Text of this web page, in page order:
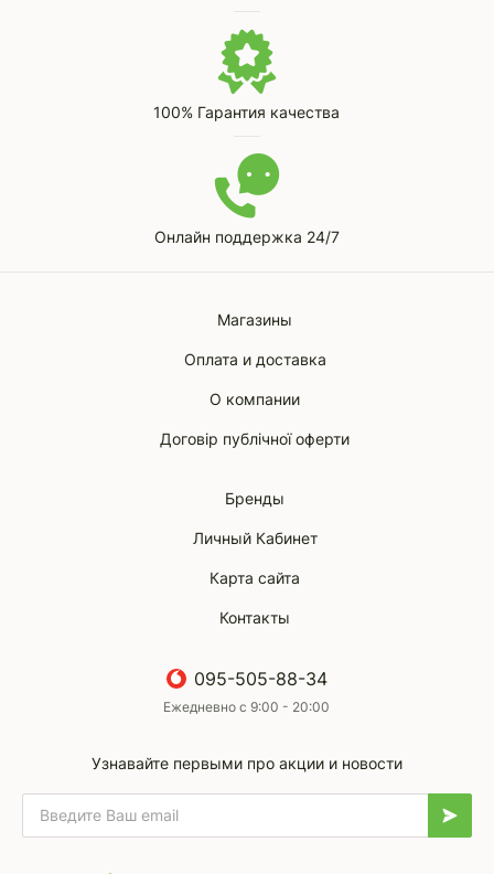
100% Гарантия качества
Онлайн поддержка 24/7
Магазины
Оплата и доставка
О компании
Договір публічної оферти
Бренды
Личный Кабинет
Карта сайта
Контакты
095-505-88-34
Ежедневно с 9:00 - 20:00
Узнавайте первыми про акции и новости